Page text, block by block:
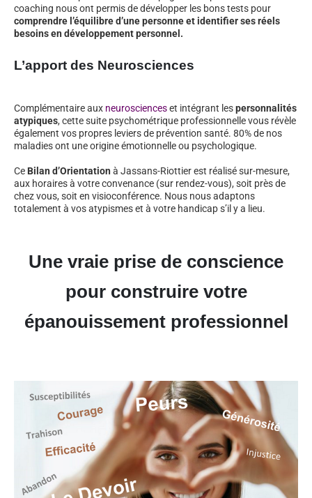
coaching nous ont permis de développer les bons tests pour
comprendre l’équilibre d’une personne et identifier ses réels
besoins en développement personnel.
L’apport des Neurosciences
Complémentaire aux neuroscienceset intégrant lespersonnalités
atypiques, cette suite psychométrique professionnelle vous révèle
également vos propres leviers de prévention santé. 80% de nos
maladies ont une origine émotionnelle ou psychologique.
Ce Bilan d’Orientation à Jassans-Riottier est réalisé sur-mesure,
aux horaires à votre convenance (sur rendez-vous), soit près de
chez vous, soit en visioconférence. Nous nous adaptons
totalement à vos atypismes et à votre handicap s’il y a lieu.
Une vraie prise de conscience
pour construire votre
épanouissement professionnel